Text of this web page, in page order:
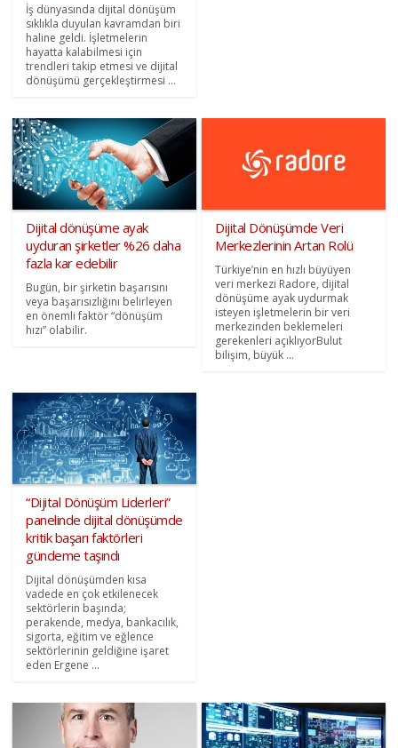
İş dünyasında dijital dönüşüm
sıklıkla duyulan kavramdan biri
haline geldi. İşletmelerin
hayatta kalabilmesi için
trendleri takip etmesi ve dijital
dönüşümü gerçekleştirmesi ...
Dijital dönüşüme ayak
uyduran şirketler %26 daha
fazla kar edebilir
Bugün, bir şirketin başarısını
veya başarısızlığını belirleyen
en önemli faktör “dönüşüm
hızı” olabilir.
Dijital Dönüşümde Veri
Merkezlerinin Artan Rolü
Türkiye’nin en hızlı büyüyen
veri merkezi Radore, dijital
dönüşüme ayak uydurmak
isteyen işletmelerin bir veri
merkezinden beklemeleri
gerekenleri açıklıyorBulut
bilişim, büyük ...
“Dijital Dönüşüm Liderleri”
panelinde dijital dönüşümde
kritik başarı faktörleri
gündeme taşındı
Dijital dönüşümden kısa
vadede en çok etkilenecek
sektörlerin başında;
perakende, medya, bankacılık,
sigorta, eğitim ve eğlence
sektörlerinin geldiğine işaret
eden Ergene ...